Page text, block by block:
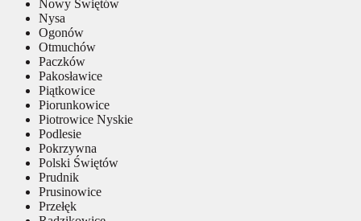
Nowy Świętów
Nysa
Ogonów
Otmuchów
Paczków
Pakosławice
Piątkowice
Piorunkowice
Piotrowice Nyskie
Podlesie
Pokrzywna
Polski Świętów
Prudnik
Prusinowice
Przełęk